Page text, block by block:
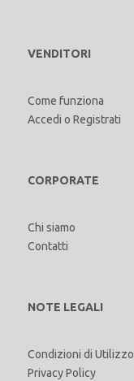
VENDITORI
Come funziona
Accedi o Registrati
CORPORATE
Chi siamo
Contatti
NOTE LEGALI
Condizioni di Utilizzo
Privacy Policy